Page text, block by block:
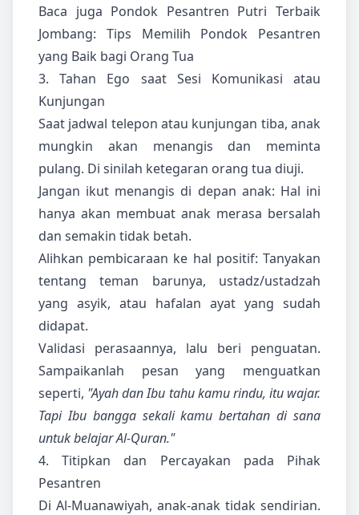
Baca juga Pondok Pesantren Putri Terbaik
Jombang: Tips Memilih Pondok Pesantren
yang Baik bagi Orang Tua
3. Tahan Ego saat Sesi Komunikasi atau
Kunjungan
Saat jadwal telepon atau kunjungan tiba, anak
mungkin akan menangis dan meminta
pulang. Di sinilah ketegaran orang tua diuji.
Jangan ikut menangis di depan anak: Hal ini
hanya akan membuat anak merasa bersalah
dan semakin tidak betah.
Alihkan pembicaraan ke hal positif: Tanyakan
tentang teman barunya, ustadz/ustadzah
yang asyik, atau hafalan ayat yang sudah
didapat.
Validasi perasaannya, lalu beri penguatan.
Sampaikanlah pesan yang menguatkan
seperti, "Ayah dan Ibu tahu kamu rindu, itu wajar.
Tapi Ibu bangga sekali kamu bertahan di sana
untuk belajar Al-Quran."
4. Titipkan dan Percayakan pada Pihak
Pesantren
Di Al-Muanawiyah, anak-anak tidak sendirian.